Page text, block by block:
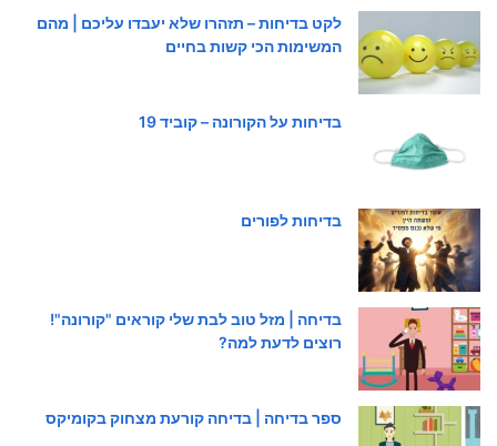
לקט בדיחות – תזהרו שלא יעבדו עליכם | מהם
המשימות הכי קשות בחיים
בדיחות על הקורונה – קוביד 19
בדיחות לפורים
בדיחה | מזל טוב לבת שלי קוראים "קורונה"!
רוצים לדעת למה?
ספר בדיחה | בדיחה קורעת מצחוק בקומיקס